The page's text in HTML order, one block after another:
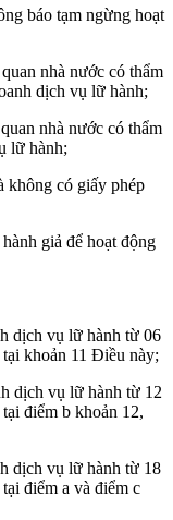
báo tạm ngừng hoạt
nhà nước có thẩm
dịch vụ lữ hành;
nhà nước có thẩm
lữ hành;
không có giấy phép
giả để hoạt động
dịch vụ lữ hành từ 06
khoản 11 Điều này;
dịch vụ lữ hành từ 12
điểm b khoản 12,
dịch vụ lữ hành từ 18
điểm a và điểm c